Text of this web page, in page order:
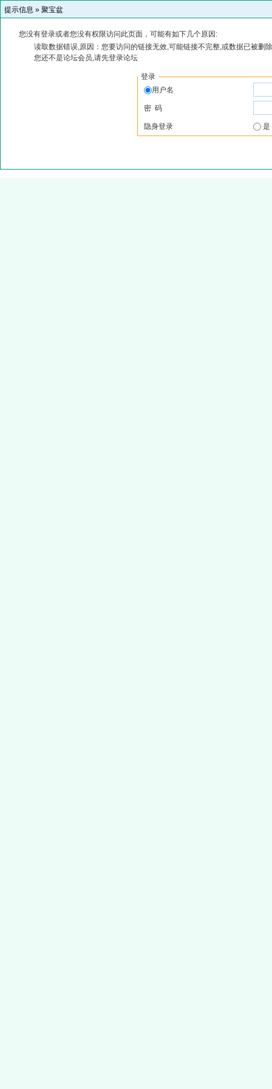
提示信息 » 聚宝盆
您没有登录或者您没有权限访问此页面，可能有如下几个原因:
读取数据错误,原因：您要访问的链接无效,可能链接不完整,或数据已被删
您还不是论坛会员,请先登录论坛
登录
用户名
密 码
隐身登录